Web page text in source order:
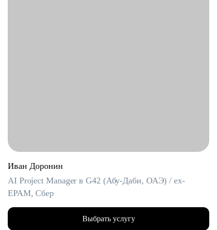
Иван Доронин
AI Project Manager в G42 (Абу-Даби, ОАЭ) / ex-
EPAM, Сбер
Выбрать услугу